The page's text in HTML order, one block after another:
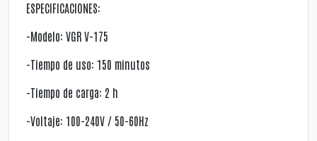
ESPECIFICACIONES:
-Modelo: VGR V-175
-Tiempo de uso: 150 minutos
-Tiempo de carga: 2 h
-Voltaje: 100-240V / 50-60Hz